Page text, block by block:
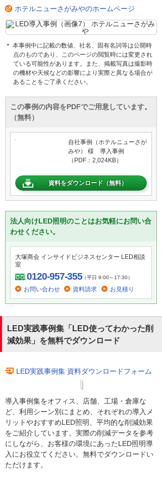
ホテルニューさがみやのホームページ
＊ 本事例中に記載の数値、社名、固有名詞等は公開時
点のものであり、このページの閲覧時には変更され
ている可能性があります。また、掲載写真は撮影時
の機材や天候などの影響により実際と異なる場合が
あることをご了承ください。
この事例の内容をPDFでご用意しています。
（無料）
自社事例（ホテルニューさが
みや） 様 導入事例
（PDF：2,024KB）
資料をダウンロード（無料）
法人向けLED照明のことはお気軽にお問い合
わせください。
大塚商会 インサイドビジネスセンター LED相談
室
0120-957-355（平日 9:00～17:30）
お問い合わせ 資料請求 お見積り
LED実践事例集「LED使ってわかった削
減効果」を無料でダウンロード
LED実践事例集 資料ダウンロードフォーム
導入事例集をオフィス、店舗、工場・倉庫な
ど、利用シーン別にまとめ、それぞれの導入メ
リットやおすすめLED照明、平均的な削減効果
をご紹介しています。実際の削減データを参考
にしながら、お客様の環境にあったLED照明導
入にお役立てください。無料でダウンロードい
ただけます。